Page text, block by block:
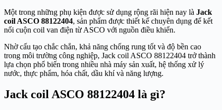
Một trong những phụ kiện được sử dụng rộng rãi hiện nay là Jack
coil ASCO 88122404, sản phẩm được thiết kế chuyên dụng để kết
nối cuộn coil van điện từ ASCO với nguồn điều khiển.
Nhờ cấu tạo chắc chắn, khả năng chống rung tốt và độ bền cao
trong môi trường công nghiệp, Jack coil ASCO 88122404 trở thành
lựa chọn phổ biến trong nhiều nhà máy sản xuất, hệ thống xử lý
nước, thực phẩm, hóa chất, dầu khí và năng lượng.
Jack coil ASCO 88122404 là gì?